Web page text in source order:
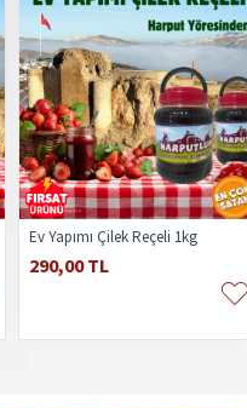
Ev Yapımı Çilek Reçeli 1kg
290,00 TL